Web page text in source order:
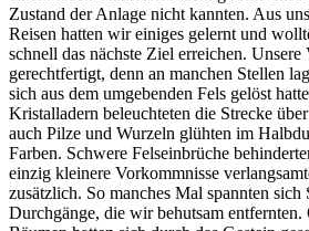
Zustand der Anlage nicht kannten. Aus
Reisen hatten wir einiges gelernt und
schnell das nächste Ziel erreichen.
gerechtfertigt, denn an manchen Stellen
sich aus dem umgebenden Fels gelöst
Kristalladern beleuchteten die Strecke
auch Pilze und Wurzeln glühten im
Farben. Schwere Felseinbrüche
einzig kleinere Vorkommnisse
zusätzlich. So manches Mal spannten sich
Durchgänge, die wir behutsam